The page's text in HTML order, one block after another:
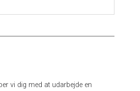
vi dig med at udarbejde en